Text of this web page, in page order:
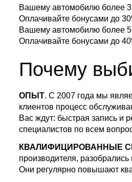
Вашему автомобилю более 3
Оплачивайте бонусами до
Вашему автомобилю более 5
Оплачивайте бонусами до
Почему
ОПЫТ. С 2007 года мы
клиентов процесс
Вас ждут: быстрая запись и
специалистов по всем
КВАЛИФИЦИРОВАННЫЕ
производителя,
Они регулярно повышают